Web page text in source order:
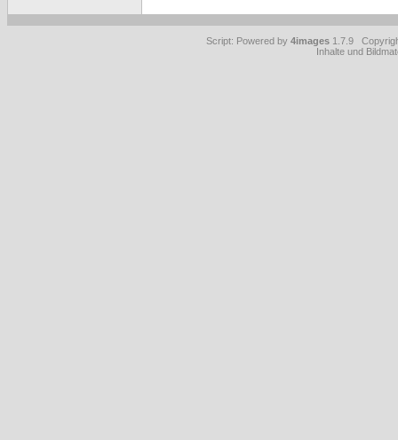
Script: Powered by 4images 1.7.9
Inhalte und